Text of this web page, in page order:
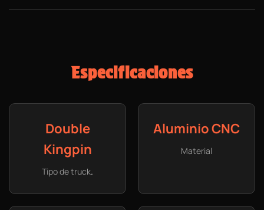
Especificaciones
Double
Kingpin
Tipo de truck.
Aluminio CNC
Material